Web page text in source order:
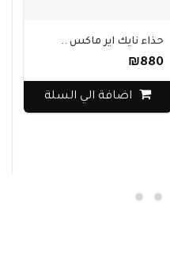
حذاء نايك اير ماكس ..
₪880
اضافة الي السلة